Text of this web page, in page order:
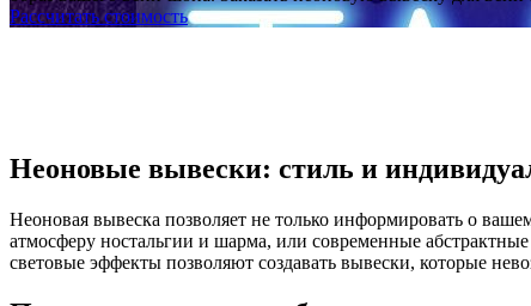
Рассчитать стоимость
Неоновые вывески: стиль и
Неоновая вывеска позволяет не только информировать о
атмосферу ностальгии и шарма, или современные
световые эффекты позволяют создавать вывески, которые